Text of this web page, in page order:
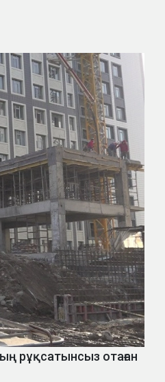
рұқсатынсыз отаған